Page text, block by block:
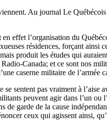
Au journal Le
effet l’organisation du
résidences, forçant
produit les études qui
Canada; et ce sont nos
caserne militaire de l’armée
sentent pas vraiment à
peuvent agir dans l’un
garde de la cause
ceux qui agissent ainsi,